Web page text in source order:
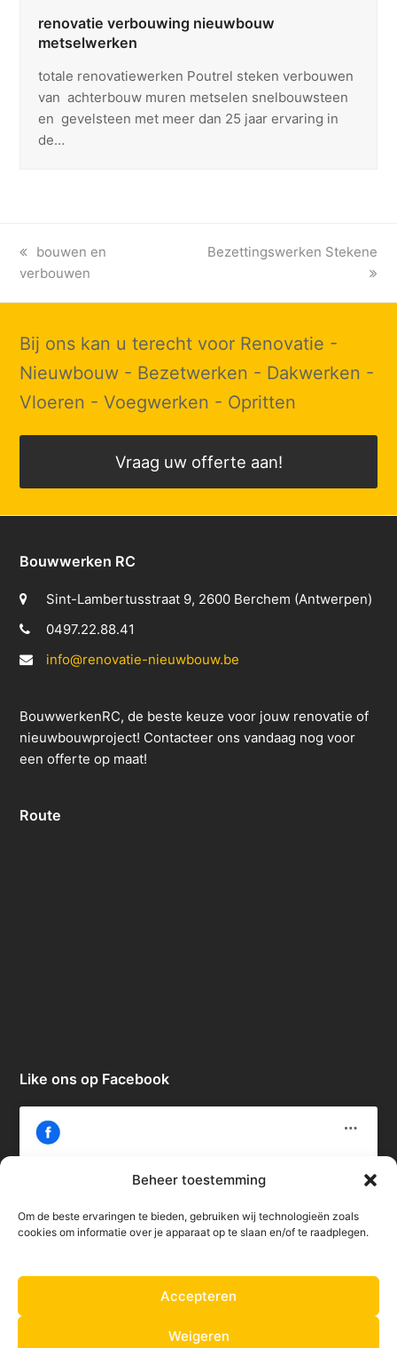
Beheer toestemming
Om de beste ervaringen te bieden, gebruiken wij technologieën zoals
cookies om informatie over je apparaat op te slaan en/of te raadplegen.
Accepteren
Weigeren
renovatie verbouwing nieuwbouw
metselwerken
totale renovatiewerken Poutrel steken verbouwen
van achterbouw muren metselen snelbouwsteen
en gevelsteen met meer dan 25 jaar ervaring in
de…
previous
post:
bouwen en
verbouwen
next
Bezettingswerken Stekene
Bij ons kan u terecht voor Renovatie -
Nieuwbouw - Bezetwerken - Dakwerken -
Vloeren - Voegwerken - Opritten
Vraag uw offerte aan!
Bouwwerken RC
Sint-Lambertusstraat 9, 2600 Berchem (Antwerpen)
0497.22.88.41
info@renovatie-nieuwbouw.be
BouwwerkenRC, de beste keuze voor jouw renovatie of
nieuwbouwproject! Contacteer ons vandaag nog voor
een offerte op maat!
Route
Like ons op Facebook
Klik om marketing cookies te accepteren